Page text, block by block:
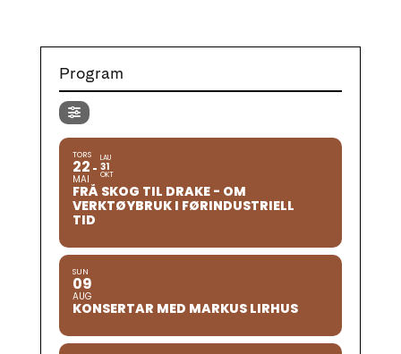
Program
TORS
22
MAI
LAU
31
OKT
FRÅ SKOG TIL DRAKE - OM
VERKTØYBRUK I FØRINDUSTRIELL
TID
SUN
09
AUG
KONSERTAR MED MARKUS LIRHUS